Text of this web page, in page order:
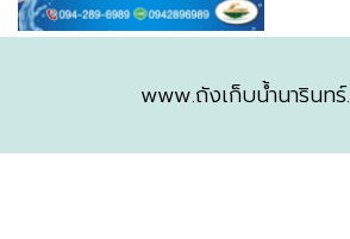
www.ถังเก็บน้ำนารินท